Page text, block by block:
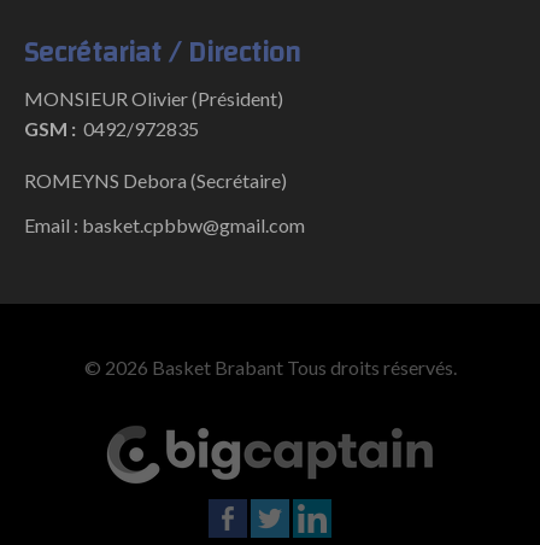
Secrétariat / Direction
MONSIEUR Olivier (Président)
GSM : 0492/972835
ROMEYNS Debora (Secrétaire)
Email : basket.cpbbw@gmail.com
© 2026 Basket Brabant Tous droits réservés.